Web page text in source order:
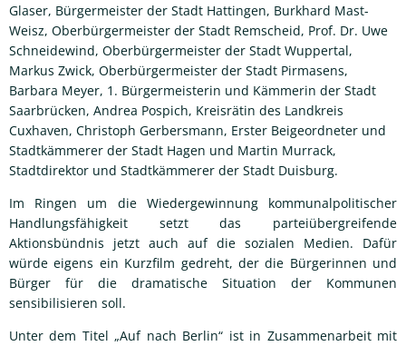
Glaser, Bürgermeister der Stadt Hattingen, Burkhard Mast-
Weisz, Oberbürgermeister der Stadt Remscheid, Prof. Dr. Uwe
Schneidewind, Oberbürgermeister der Stadt Wuppertal,
Markus Zwick, Oberbürgermeister der Stadt Pirmasens,
Barbara Meyer, 1. Bürgermeisterin und Kämmerin der Stadt
Saarbrücken, Andrea Pospich, Kreisrätin des Landkreis
Cuxhaven, Christoph Gerbersmann, Erster Beigeordneter und
Stadtkämmerer der Stadt Hagen und Martin Murrack,
Stadtdirektor und Stadtkämmerer der Stadt Duisburg.
Im Ringen um die Wiedergewinnung kommunalpolitischer
Handlungsfähigkeit setzt das parteiübergreifende
Aktionsbündnis jetzt auch auf die sozialen Medien. Dafür
würde eigens ein Kurzfilm gedreht, der die Bürgerinnen und
Bürger für die dramatische Situation der Kommunen
sensibilisieren soll.
Unter dem Titel „Auf nach Berlin“ ist in Zusammenarbeit mit